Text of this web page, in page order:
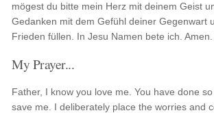
mögest du bitte mein Herz mit deinem Geist
Gedanken mit dem Gefühl deiner Gegenwart
Frieden füllen. In Jesu Namen bete ich. Amen.
My Prayer...
Father, I know you love me. You have done
save me. I deliberately place the worries and